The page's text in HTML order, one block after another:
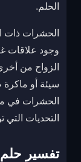
الحلم.
الحشرات ذات
وجود علاقات
الزواج من
سيئة أو ماكرة
الحشرات في
التحديات التي
تفسير